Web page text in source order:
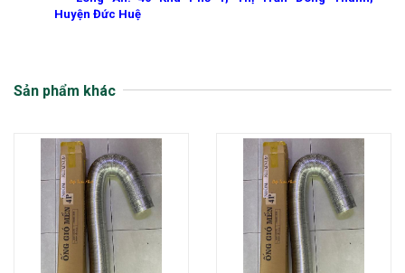
Huyện Đức Huệ
Sản phẩm khác